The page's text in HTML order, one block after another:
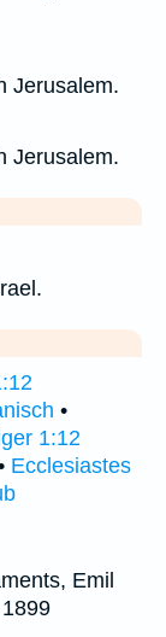
Jerusalem.
Jerusalem.
•
1:12
Ecclesiastes
Emil